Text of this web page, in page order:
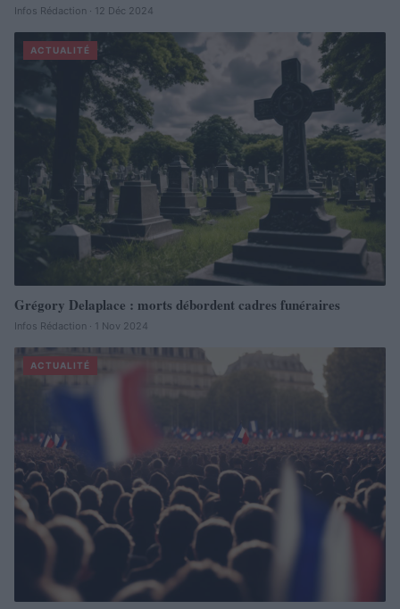
Infos Rédaction · 12 Déc 2024
ACTUALITÉ
Grégory Delaplace : morts débordent cadres funéraires
Infos Rédaction · 1 Nov 2024
ACTUALITÉ